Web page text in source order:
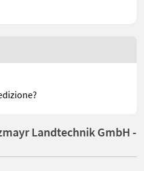
Landtechnik GmbH -